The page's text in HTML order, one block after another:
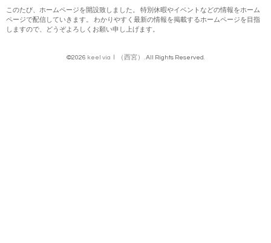
このたび、ホームページを開設致しました。 特別休暇やイベントなどの情報をホーム
ページで配信していきます。 わかりやすく最新の情報を掲載するホームページを目指
しますので、どうぞよろしくお願い申し上げます。
©2026 keel viaⅠ（西宮） . All Rights Reserved.